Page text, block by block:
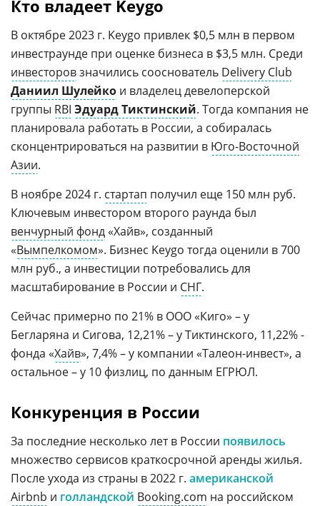
Кто владеет Keygo
В октябре 2023 г. Keygo привлек $0,5 млн в первом
инвестраунде при оценке бизнеса в $3,5 млн. Среди
инвесторовзначились сооснователь Delivery Club
Даниил Шулейко и владелец девелоперской
группы RBI Эдуард Тиктинский. Тогда компания не
планировала работать в России, а собиралась
сконцентрироваться на развитии в Юго-Восточной
Азии.
В ноябре 2024 г. стартап получил еще 150 млн руб.
Ключевым инвестором второго раунда был
венчурный фонд «Хайв», созданный
«Вымпелкомом». Бизнес Keygo тогда оценили в 700
млн руб., а инвестиции потребовались для
масштабирование в России и СНГ.
Сейчас примерно по 21% в ООО «Киго» – у
Бегларяна и Сигова, 12,21% – у Тиктинского, 11,22% -
фонда «Хайв», 7,4% – у компании «Талеон-инвест», а
остальное – у 10 физлиц, по данным ЕГРЮЛ.
Конкуренция в России
За последние несколько лет в России появилось
множество сервисов краткосрочной аренды жилья.
После ухода из страны в 2022 г. американской
Airbnb и голландской Booking.com на российском